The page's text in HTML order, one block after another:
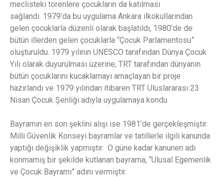
meclisteki törenlere çocukların da katılması
sağlandı. 1979’da bu uygulama Ankara ilkokullarından
gelen çocuklarla düzenli olarak başlatıldı, 1980’de de
bütün illerden gelen çocuklarla “Çocuk Parlamentosu”
oluşturuldu. 1979 yılının UNESCO tarafından Dünya Çocuk
Yılı olarak duyurulması üzerine, TRT tarafından dünyanın
bütün çocuklarını kucaklamayı amaçlayan bir proje
hazırlandı ve 1979 yılından itibaren TRT Uluslararası 23
Nisan Çocuk Şenliği adıyla uygulamaya kondu.
Bayramın en son şeklini alışı ise 1981’de gerçekleşmiştir.
Milli Güvenlik Konseyi bayramlar ve tatillerle ilgili kanunda
yaptığı değişiklik yapmıştır. O güne kadar kanunen adı
konmamış bir şekilde kutlanan bayrama, “Ulusal Egemenlik
ve Çocuk Bayramı” adını vermiştir.